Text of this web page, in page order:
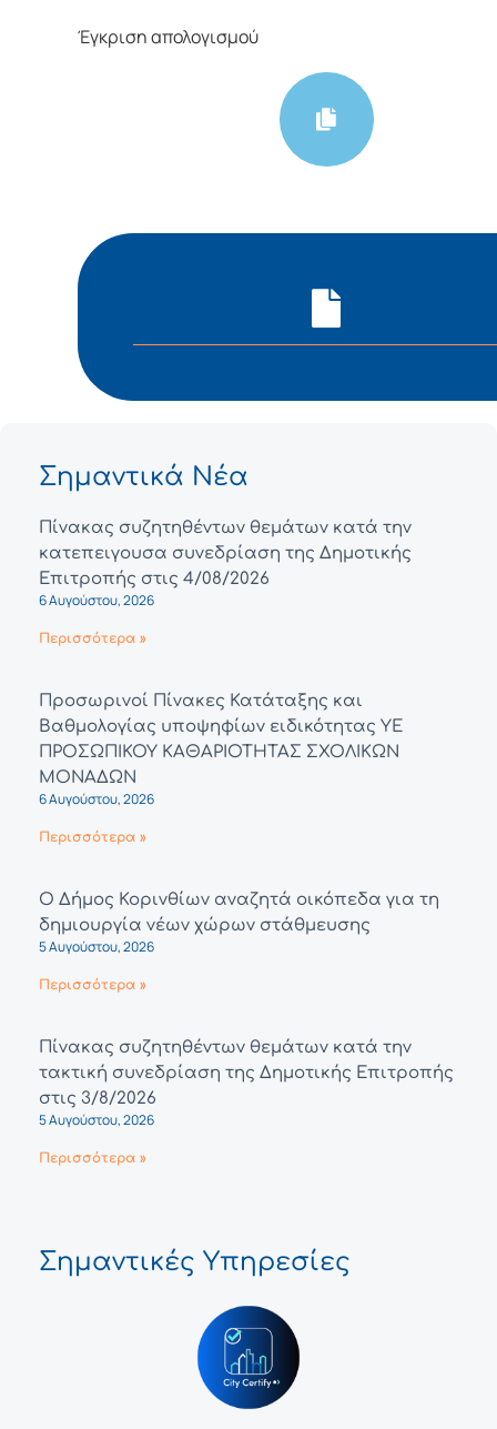
Έγκριση απολογισμού
Σημαντικά Νέα
Πίνακας συζητηθέντων θεμάτων κατά την
κατεπειγουσα συνεδρίαση της Δημοτικής
Επιτροπής στις 4/08/2026
6 Αυγούστου, 2026
Περισσότερα »
Προσωρινοί Πίνακες Κατάταξης και
Βαθμολογίας υποψηφίων ειδικότητας ΥΕ
ΠΡΟΣΩΠΙΚΟΥ ΚΑΘΑΡΙΟΤΗΤΑΣ ΣΧΟΛΙΚΩΝ
ΜΟΝΑΔΩΝ
6 Αυγούστου, 2026
Περισσότερα »
Ο Δήμος Κορινθίων αναζητά οικόπεδα για τη
δημιουργία νέων χώρων στάθμευσης
5 Αυγούστου, 2026
Περισσότερα »
Πίνακας συζητηθέντων θεμάτων κατά την
τακτική συνεδρίαση της Δημοτικής Επιτροπής
στις 3/8/2026
5 Αυγούστου, 2026
Περισσότερα »
Σημαντικές Υπηρεσίες